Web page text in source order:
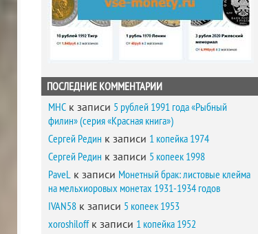
ПОСЛЕДНИЕ КОММЕНТАРИИ
MHC к записи 5 рублей 1991 года «Рыбный
филин» (серия «Красная книга»)
Сергей Редин к записи 1 копейка 1974
Сергей Редин к записи 5 копеек 1998
PaveL к записи Монетный брак: листовые клейма
на мельхиоровых монетах 1931-1934 годов
IVAN58 к записи 5 копеек 1953
xoroshiloffк записи 1 копейка 1952